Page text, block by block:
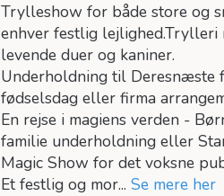
Trylleshow for både store og
enhver festlig lejlighed.Trylleri
levende duer og kaniner.
Underholdning til Deresnæste
fødselsdag eller firma
En rejse i magiens verden -
familie underholdning eller
Magic Show for det voksne
Et festlig og mor... Se mere her